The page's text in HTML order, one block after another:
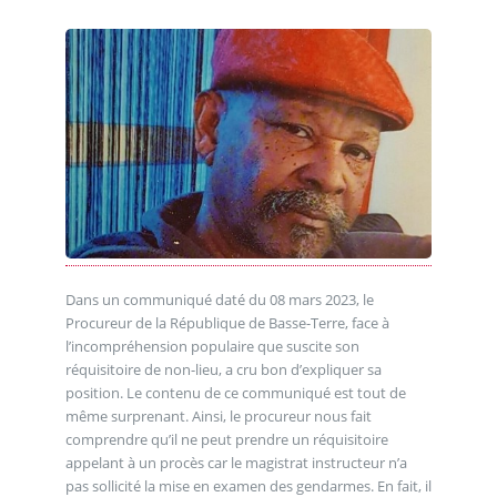
Dans un communiqué daté du 08 mars 2023, le
Procureur de la République de Basse-Terre, face à
l’incompréhension populaire que suscite son
réquisitoire de non-lieu, a cru bon d’expliquer sa
position. Le contenu de ce communiqué est tout de
même surprenant. Ainsi, le procureur nous fait
comprendre qu’il ne peut prendre un réquisitoire
appelant à un procès car le magistrat instructeur n’a
pas sollicité la mise en examen des gendarmes. En fait, il